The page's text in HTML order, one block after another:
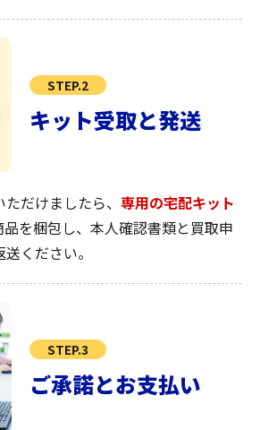
STEP.2
キット受取と発送
だけましたら、 専用の宅配キット
を梱包し、本人確認書類と買取申
ください。
STEP.3
ご承諾とお支払い